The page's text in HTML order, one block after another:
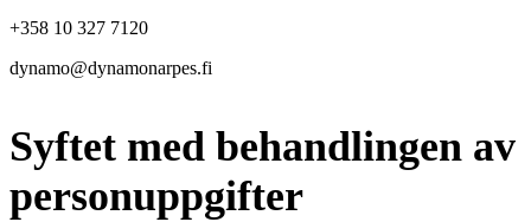
+358 10 327 7120
dynamo@dynamonarpes.fi
Syftet med behandlingen av
personuppgifter